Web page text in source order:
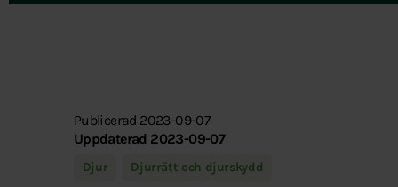
Publicerad 2023-09-07
Uppdaterad 2023-09-07
Djur Djurrätt och djurskydd